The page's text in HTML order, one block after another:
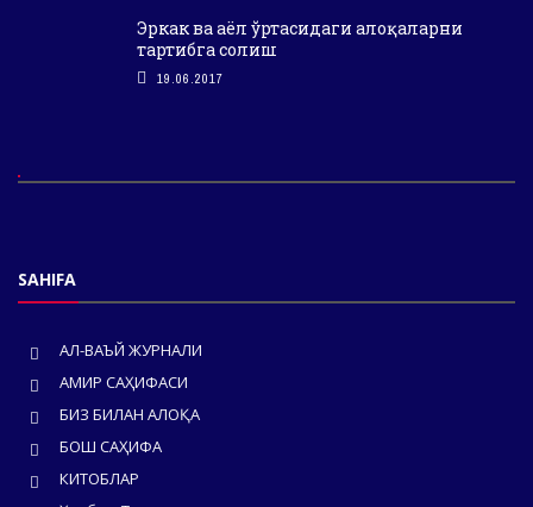
Эркак ва аёл ўртасидаги алоқаларни
тартибга солиш
19.06.2017
SAHIFA
АЛ-ВАЪЙ ЖУРНАЛИ
АМИР САҲИФАСИ
БИЗ БИЛАН АЛОҚА
БОШ САҲИФА
КИТОБЛАР